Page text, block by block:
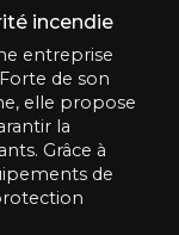
incendie
entreprise
de son
elle propose
la
Grâce à
de